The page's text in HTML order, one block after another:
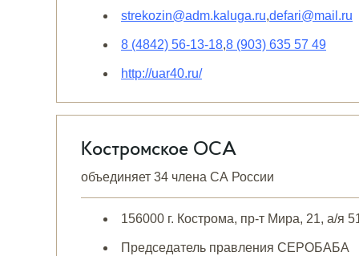
strekozin@adm.kaluga.ru,defari@mail.ru
8 (4842) 56-13-18,8 (903) 635 57 49
http://uar40.ru/
Костромское ОСА
объединяет 34 члена СА России
156000 г. Кострома, пр-т Мира, 21, а/я
Председатель правления СЕРОБАБА